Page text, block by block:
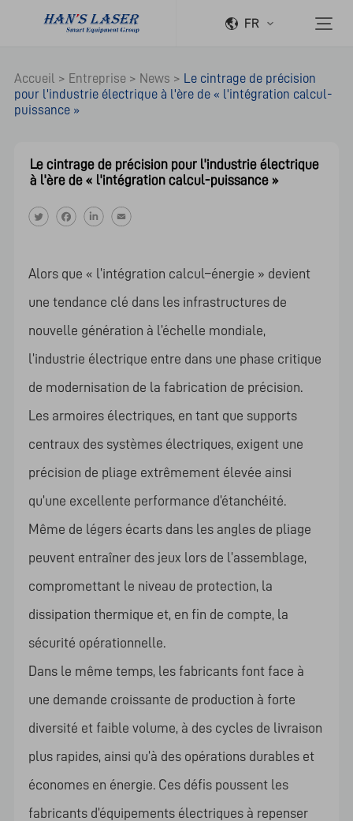
FR
Accueil > Entreprise> News >
Le cintrage de précision
pour l'industrie électrique à l'ère de « l'intégration calcul-
puissance »
Le cintrage de précision pour l'industrie électrique
à l'ère de « l'intégration calcul-puissance »
Alors que « l’intégration calcul–énergie » devient
une tendance clé dans les infrastructures de
nouvelle génération à l’échelle mondiale,
l’industrie électrique entre dans une phase critique
de modernisation de la fabrication de précision.
Les armoires électriques, en tant que supports
centraux des systèmes électriques, exigent une
précision de pliage extrêmement élevée ainsi
qu’une excellente performance d’étanchéité.
Même de légers écarts dans les angles de pliage
peuvent entraîner des jeux lors de l’assemblage,
compromettant le niveau de protection, la
dissipation thermique et, en fin de compte, la
sécurité opérationnelle.
Dans le même temps, les fabricants font face à
une demande croissante de production à forte
diversité et faible volume, à des cycles de livraison
plus rapides, ainsi qu’à des opérations durables et
économes en énergie. Ces défis poussent les
fabricants d’équipements électriques à repenser